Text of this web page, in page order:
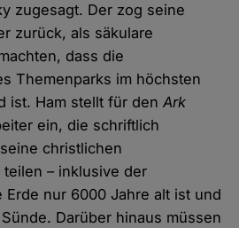
zugesagt. Der zog seine
zurück, als säkulare
dass die
Themenparks im höchsten
ist. Ham stellt für denArk
ein, die schriftlich
christlichen
– inklusive der
nur 6000 Jahre alt ist und
Darüber hinaus müssen